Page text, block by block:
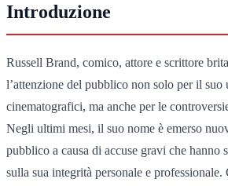
Introduzione
Russell Brand, comico, attore e scrittore
l’attenzione del pubblico non solo per il
cinematografici, ma anche per le
Negli ultimi mesi, il suo nome è emerso
pubblico a causa di accuse gravi che hanno
sulla sua integrità personale e professionale.